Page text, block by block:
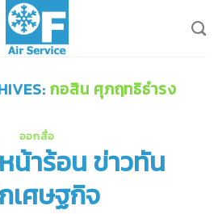
กอสิน ศุภฤทธิธำรง
ออกสื่อ
น้าร้อน ข่าวทัน
เศษฐกิจ